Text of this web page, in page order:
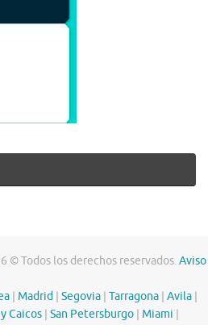
© Todos los derechos reservados.Aviso
Madrid Segovia Tarragona Avila
Caicos San Petersburgo Miami